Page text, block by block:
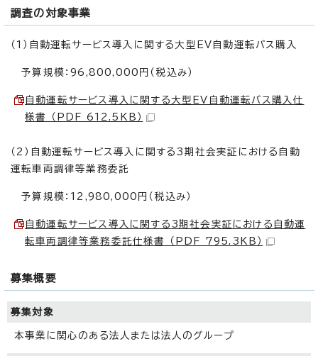
調査の対象事業
（1）自動運転サービス導入に関する大型EV自動運転バス購入
予算規模：96,800,000円（税込み）
自動運転サービス導入に関する大型EV自動運転バス購入仕
様書 （PDF 612.5KB）
（2）自動運転サービス導入に関する3期社会実証における自動
運転車両調律等業務委託
予算規模：12,980,000円（税込み）
自動運転サービス導入に関する3期社会実証における自動運
転車両調律等業務委託仕様書 （PDF 795.3KB）
募集概要
募集対象
本事業に関心のある法人または法人のグループ